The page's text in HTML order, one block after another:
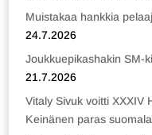
Muistakaa hankkia
24.7.2026
Joukkuepikashakin SM-
21.7.2026
Vitaly Sivuk voitti XXXIV
Keinänen paras